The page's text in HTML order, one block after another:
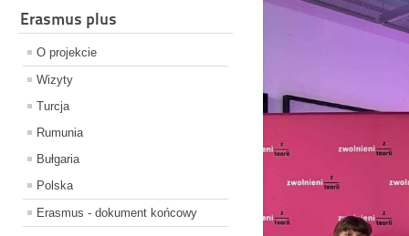
Erasmus plus
O projekcie
Wizyty
Turcja
Rumunia
Bułgaria
Polska
Erasmus - dokument końcowy